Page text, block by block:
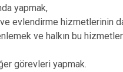
yapmak,
evlendirme hizmetlerinin
ve halkın bu
görevleri yapmak.